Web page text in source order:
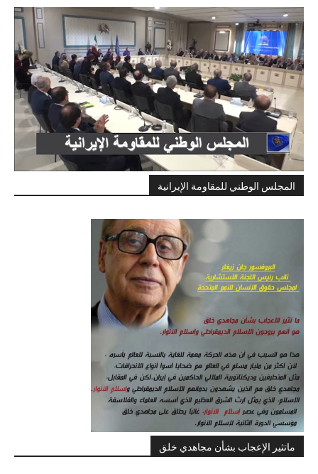
المجلس الوطني للمقاومة الإيرانية
ماتثير الإعجاب بشأن مجاهدي خلق